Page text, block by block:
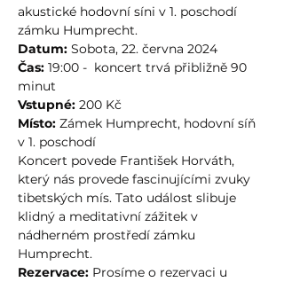
akustické hodovní síni v 1. poschodí
zámku Humprecht.
Datum:
Čas: 19:00 -  koncert trvá přibližně 90
Vstupné: 200 Kč
Místo: Zámek Humprecht, hodovní síň
v 1. poschodí
Koncert povede František Horváth,
který nás provede fascinujícími zvuky
tibetských mís. Tato událost slibuje
klidný a meditativní zážitek v
nádherném prostředí zámku
Humprecht.
Rezervace: Prosíme o rezervaci u